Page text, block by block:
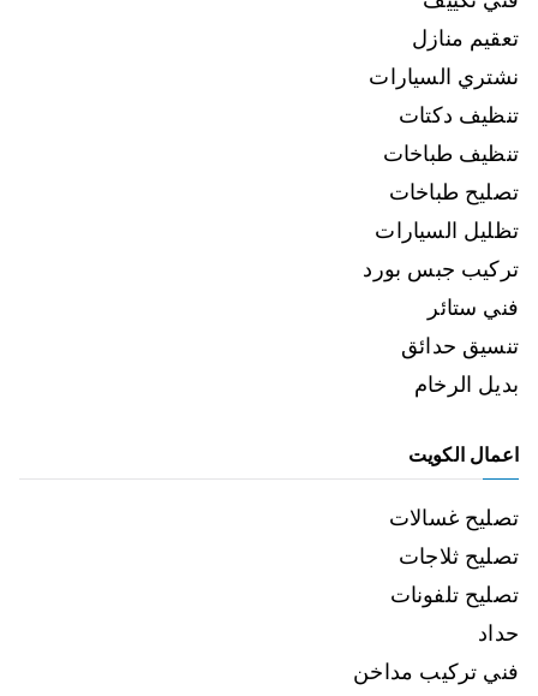
تعقيم منازل
نشتري السيارات
تنظيف دكتات
تنظيف طباخات
تصليح طباخات
تظليل السيارات
تركيب جبس بورد
فني ستائر
تنسيق حدائق
بديل الرخام
اعمال الكويت
تصليح غسالات
تصليح ثلاجات
تصليح تلفونات
حداد
فني تركيب مداخن